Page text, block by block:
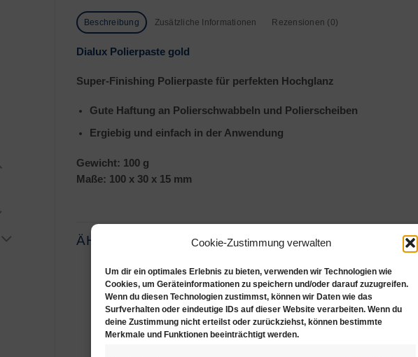
Cookie-Zustimmung verwalten
Um dir ein optimales Erlebnis zu bieten, verwenden wir Technologien wie
Cookies, um Geräteinformationen zu speichern und/oder darauf zuzugreifen.
Wenn du diesen Technologien zustimmst, können wir Daten wie das
Surfverhalten oder eindeutige IDs auf dieser Website verarbeiten. Wenn du
deine Zustimmung nicht erteilst oder zurückziehst, können bestimmte
Merkmale und Funktionen beeinträchtigt werden.
Beschreibung Zusätzliche Informationen Rezensionen (0)
Dialux Polierpaste gold
Super-Finishing Polierpaste für perfekten Hochglanz
Gute Haftung an Polierschwabbeln und Polierscheiben
Ergiebig und einfach in der Anwendung
Gewicht: 100 g
Maße: 100 x 30 x 15 mm
ÄHNLICHE PRODUKTE